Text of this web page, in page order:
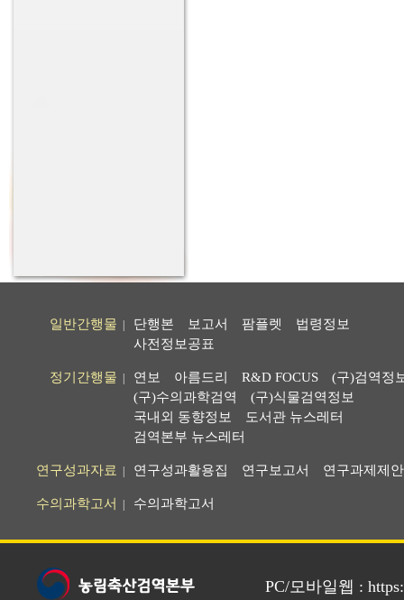
일반간행물 단행본 보고서 팜플렛
법령정보
사전정보공표
정기간행물 연보 아름드리 R&D FOCUS
(구)검역정
(구)수의과학검역
(구)식물검역정보
국내외 동향정보
도서관 뉴스레터
검역본부 뉴스레터
연구성과자료 연구성과활용집 연구보고서 연구과제제
수의과학고서 수의과학고서
PC/모바일웹 :